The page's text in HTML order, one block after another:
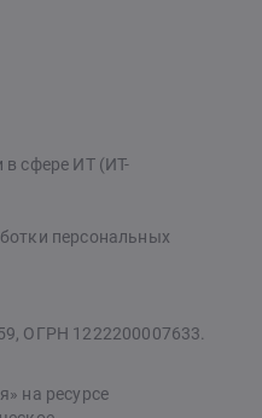
в сфере ИТ (ИТ-
персональных
ОГРН 1222200007633.
на ресурсе